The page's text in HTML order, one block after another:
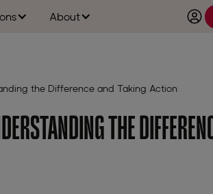
About
the Difference and Taking Action
THE